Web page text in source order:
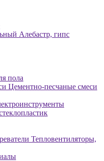
Алебастр, гипс
пола
Цементно-песчаные смеси
Тепловентиляторы,